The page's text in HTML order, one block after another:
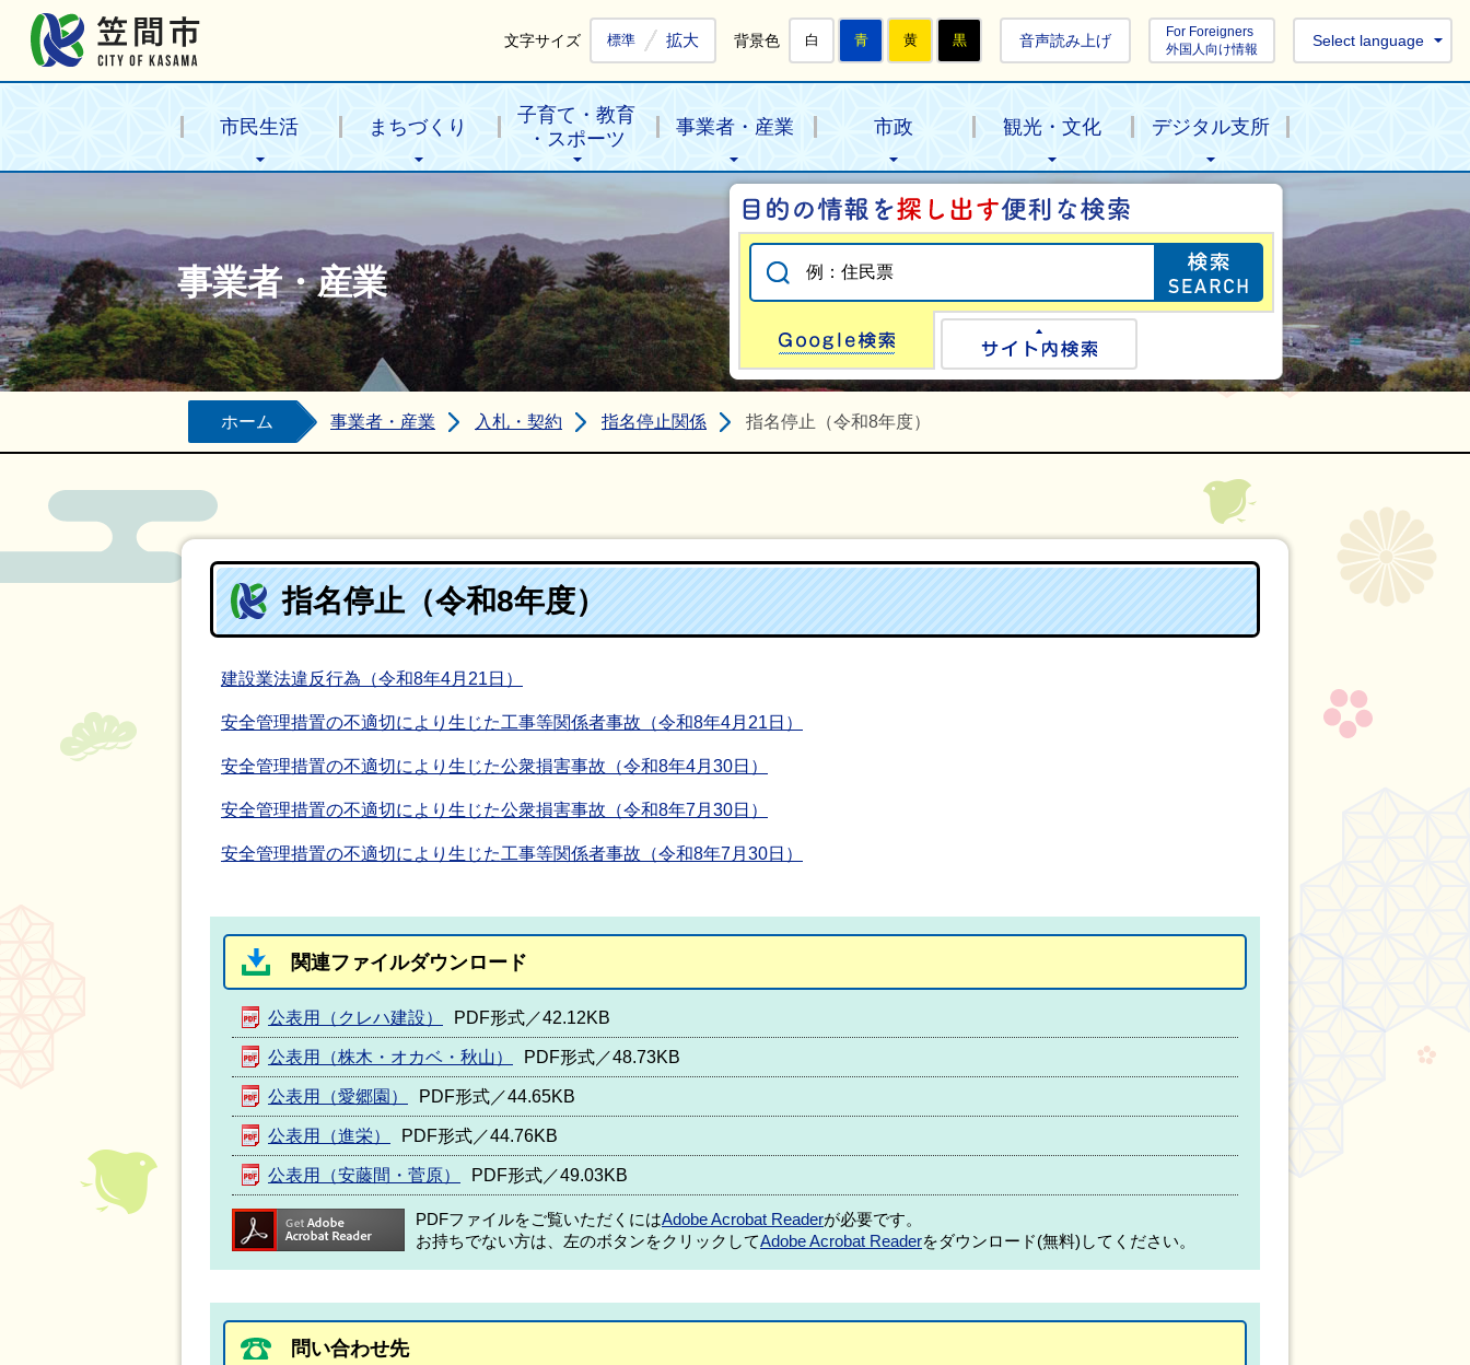
文字サイズ 標準 拡大 背景色 白 青 黄 黒 音声読み上げ
For Foreigners
外国人向け情報
Select language
市民生活 まちづくり
子育て・教育
・スポーツ
事業者・産業 市政 観光・文化 デジタル支所
事業者・産業
目的の情報を探
Google検索
ホーム 事業者・産業 入札・契約 指名停止関係 指名停止（令和8年度）
指名停止（令和8年度）
建設業法違反行為（令和8年4月21日）
安全管理措置の不適切により生じた工事等関係者事故（令和8年4月21日）
安全管理措置の不適切により生じた公衆損害事故（令和8年4月30日）
安全管理措置の不適切により生じた公衆損害事故（令和8年7月30日）
安全管理措置の不適切により生じた工事等関係者事故（令和8年7月30日）
関連ファイルダウンロード
公表用（クレハ建設） PDF形式／42.12KB
公表用（株木・オカベ・秋山） PDF形式／48.73KB
公表用（愛郷園） PDF形式／44.65KB
公表用（進栄） PDF形式／44.76KB
公表用（安藤間・菅原） PDF形式／49.03KB
PDFファイルをご覧いただくにはAdobe Acrobat Readerが必要です。
お持ちでない方は、左のボタンをクリックしてAdobe Acrobat Readerをダウンロード(無料)してください。
問い合わせ先